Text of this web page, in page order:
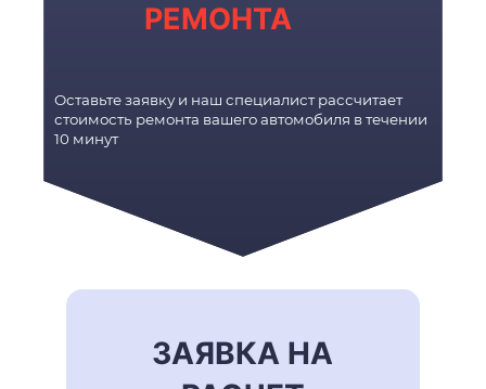
РЕМОНТА
Оставьте заявку и наш специалист рассчитает
стоимость ремонта вашего автомобиля в течении
10 минут
ЗАЯВКА НА